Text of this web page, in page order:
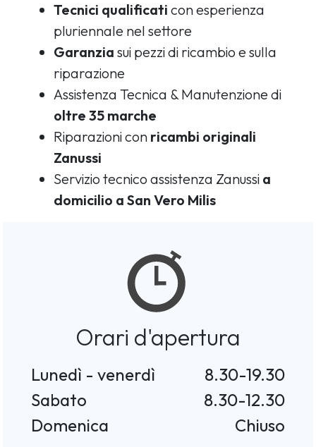
Tecnici qualificati con esperienza
pluriennale nel settore
Garanzia sui pezzi di ricambio e sulla
riparazione
Assistenza Tecnica & Manutenzione di
oltre 35 marche
Riparazioni con ricambi originali
Zanussi
Servizio tecnico assistenza Zanussi a
domicilio a San Vero Milis
Orari d'apertura
Lunedì - venerdì
8.30-19.30
Sabato
8.30-12.30
Domenica
Chiuso